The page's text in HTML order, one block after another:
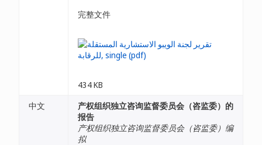
完整文件
434 KB
中文
产权组织独立咨询监督委员会（咨监委）的
报告
产权组织独立咨询监督委员会（咨监委）编
拟